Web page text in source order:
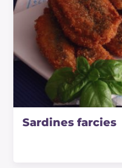
Sardines farcies